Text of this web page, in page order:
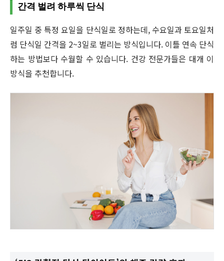
간격 벌려 하루씩 단식
일주일 중 특정 요일을 단식일로 정하는데, 수요일과 토요일처
럼 단식일 간격을 2~3일로 벌리는 방식입니다. 이틀 연속 단식
하는 방법보다 수월할 수 있습니다. 건강 전문가들은 대개 이
방식을 추천합니다.